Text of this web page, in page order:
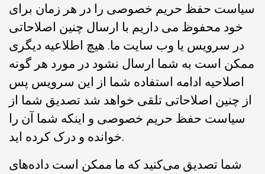
سیاست حفظ حریم خصوصی را در هر زمان برای
خود محفوظ می داریم با ارسال چنین اصلاحاتی
در سرویس یا وب سایت ما. هیچ اطلاعیه دیگری
ممکن است به شما ارسال نشود در مورد هر گونه
اصلاحیه ادامه استفاده شما از این سرویس پس
از چنین اصلاحاتی تلقی خواهد شد تصدیق شما از
سیاست حفظ حریم خصوصی و اینکه شما آن را
خوانده و درک کرده اید.
شما تصدیق می‌کنید که ما ممکن است داده‌های